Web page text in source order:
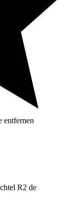
entfernen
R2 de